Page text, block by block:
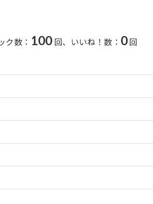
ク数： 100 回、 いいね！数： 0 回